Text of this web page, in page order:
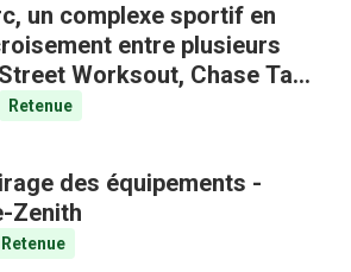
un complexe sportif en
entre plusieurs
Worksout, Chase Tag,
Retenue
des équipements -
Zenith
Retenue